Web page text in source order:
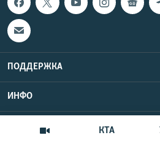
КТА
ПОДДЕРЖКА
ИНФО
Copyright Крым.Реалии,
UTC+3